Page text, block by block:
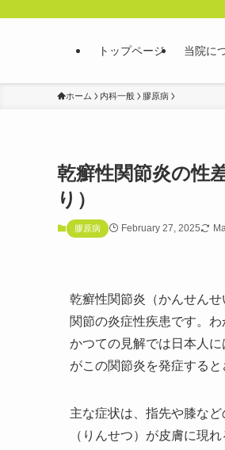
トップページ 当院に
ホーム 内科一般 膠原病
乾癬性関節炎の性
り）
膠原病 February 27, 2025
乾癬性関節炎（かんせん
関節の炎症性疾患です​。
かつての見解では日本人
がこの関節炎を発症する
主な症状は、指先や膝な
（りんせつ）が皮膚に現